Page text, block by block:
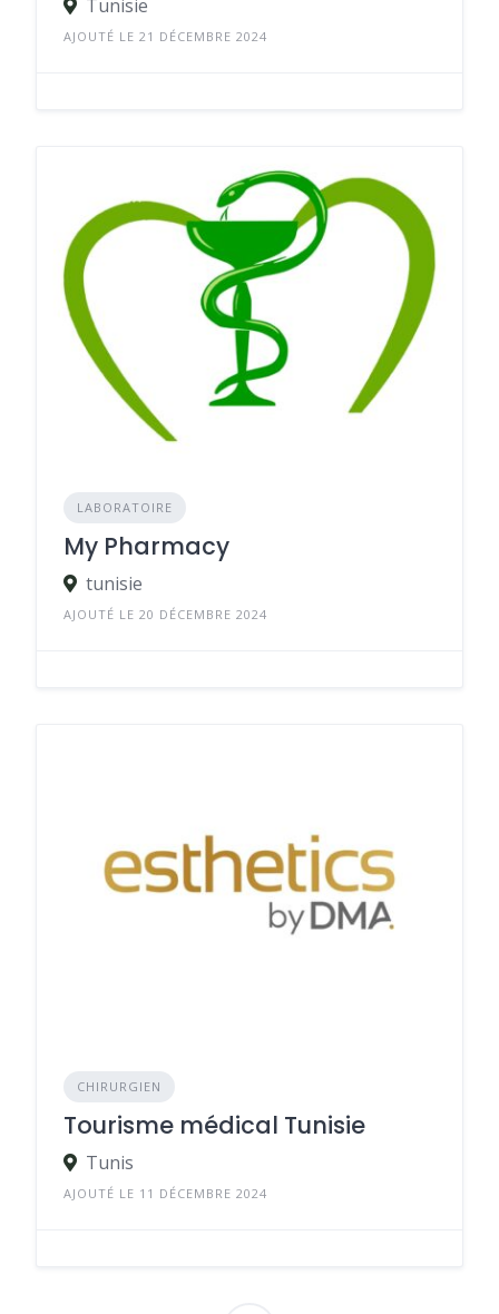
Tunisie
AJOUTÉ LE 21 DÉCEMBRE 2024
LABORATOIRE
My Pharmacy
tunisie
AJOUTÉ LE 20 DÉCEMBRE 2024
CHIRURGIEN
Tourisme médical Tunisie
Tunis
AJOUTÉ LE 11 DÉCEMBRE 2024